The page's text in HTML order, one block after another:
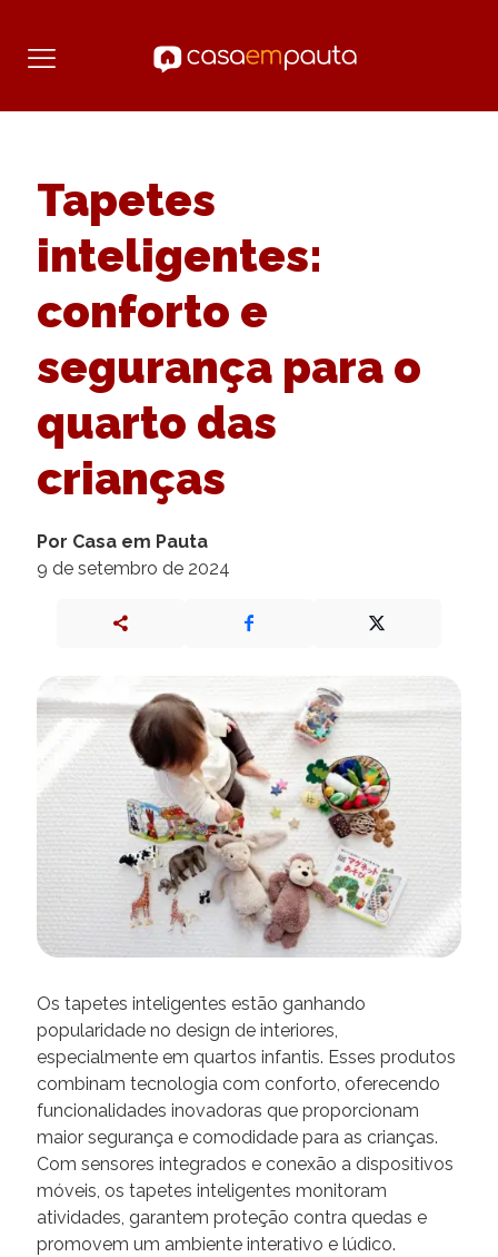
Tapetes
inteligentes:
conforto e
segurança para o
quarto das
crianças
Por Casa em Pauta
9 de setembro de 2024
Os tapetes inteligentes estão ganhando
popularidade no design de interiores,
especialmente em quartos infantis. Esses produtos
combinam tecnologia com conforto, oferecendo
funcionalidades inovadoras que proporcionam
maior segurança e comodidade para as crianças.
Com sensores integrados e conexão a dispositivos
móveis, os tapetes inteligentes monitoram
atividades, garantem proteção contra quedas e
promovem um ambiente interativo e lúdico.